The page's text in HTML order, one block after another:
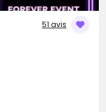
51 avis